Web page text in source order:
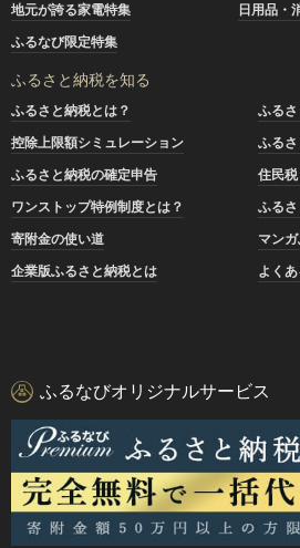
地元が誇る家電特集
日用品・
ふるなび限定特集
ふるさと納税を知る
ふるさと納税とは？
ふる
控除上限額シミュレーション
ふる
ふるさと納税の確定申告
住民
ワンストップ特例制度とは？
ふる
寄附金の使い道
マン
企業版ふるさと納税とは
よく
ふるなびオリジナルサービス